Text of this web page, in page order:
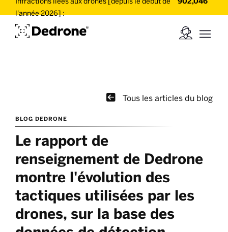
l'année 2026] :
 Tous les articles du blog
BLOG DEDRONE
Le rapport de
renseignement de Dedrone
montre l'évolution des
tactiques utilisées par les
drones, sur la base des